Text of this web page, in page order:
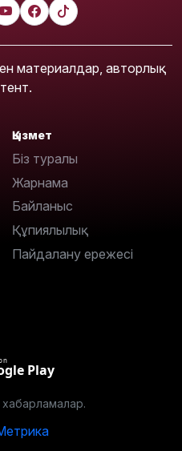
материалдар, авторлық
Қызмет
Біз туралы
Жарнама
Байланыс
Құпиялылық
Пайдалану ережесі
Play
хабарламалар.